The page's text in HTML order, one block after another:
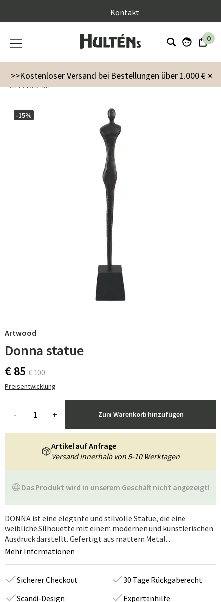
Kontakt
0
×
>>Kostenloser Versand bei Bestellungen über 1.000 €
Innenausstattung Dekoration
Einrichtungsdetails
Donna statue
-15%
Artwood
Donna statue
€ 85 € 100
Preisentwicklung
- + Zum Warenkorb hinzufügen
Das Produkt wird in unserem Geschäft nicht angezeigt!
Artikel auf Anfrage
Versand innerhalb von 5-10 Werktagen
DONNA ist eine elegante und stilvolle Statue, die eine
weibliche Silhouette mit einem modernen und künstlerischen
Ausdruck darstellt. Gefertigt aus mattem Metal...
Mehr Informationen
Sicherer Checkout
30 Tage Rückgaberecht
Scandi-Design
Expertenhilfe